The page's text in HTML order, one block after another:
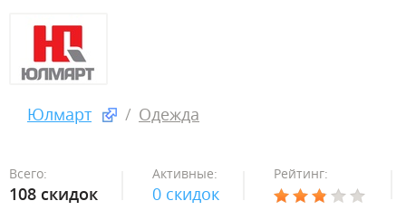
Юлмарт Одежда
Всего:
108 скидок
Активные:
0 скидок
Рейтинг: